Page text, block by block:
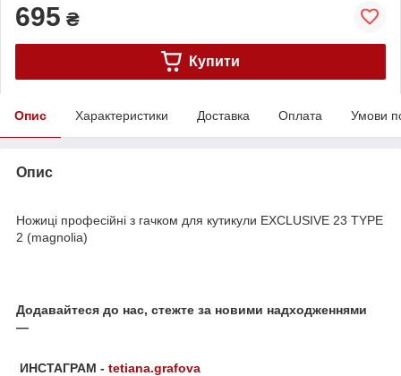
695 ₴
Купити
Опис Характеристики Доставка Оплата Умови
Опис
Ножиці професійні з гачком для кутикули EXCLUSIVE 23 TYPE
2 (magnolia)
Додавайтеся до нас, стежте за новими надходженнями
—
ИНСТАГРАМ - tetiana.grafova